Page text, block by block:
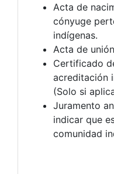
Acta de
cónyuge
indígenas.
Acta de
Certificado
acreditación
(Solo si
Juramento
indicar que
comunidad